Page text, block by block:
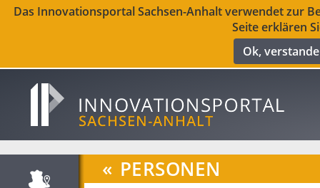
Das Innovationsportal Sachsen-Anhalt verwendet zur
Seite erklären
Ok,
« PERSONEN